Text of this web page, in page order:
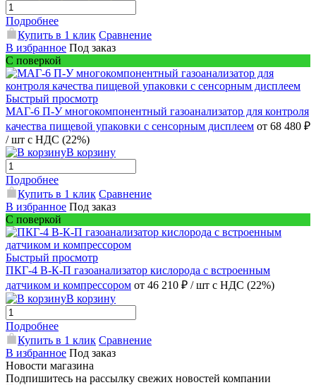
Подробнее
Купить в 1 клик Сравнение
В избранное Под заказ
С поверкой
Быстрый просмотр
МАГ-6 П-У многокомпонентный газоанализатор для контроля
качества пищевой упаковки с сенсорным дисплеем от 68 480 ₽
/ шт с НДС (22%)
В корзину
Подробнее
Купить в 1 клик Сравнение
В избранное Под заказ
С поверкой
Быстрый просмотр
ПКГ-4 В-К-П газоанализатор кислорода с встроенным
датчиком и компрессором от 46 210 ₽ / шт с НДС (22%)
В корзину
Подробнее
Купить в 1 клик Сравнение
В избранное Под заказ
Новости магазина
Подпишитесь на рассылку свежих новостей компании